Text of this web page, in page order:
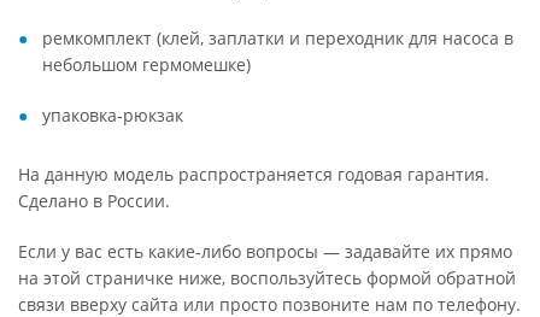
ремкомплект (клей, заплатки и переходник для насоса в
небольшом гермомешке)
упаковка-рюкзак
На данную модель распространяется годовая гарантия.
Сделано в России.
Если у вас есть какие-либо вопросы — задавайте их прямо
на этой страничке ниже, воспользуйтесь формой обратной
связи вверху сайта или просто позвоните нам по телефону.